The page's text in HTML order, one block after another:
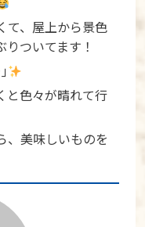
て、屋上から景色
ついてます！
と色々が晴れて行
、美味しいものを